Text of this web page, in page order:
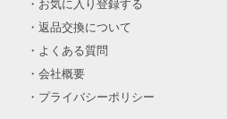
お気に入り登録する
返品交換について
よくある質問
会社概要
プライバシーポリシー